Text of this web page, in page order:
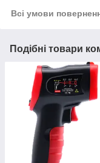
Всі умови
Подібні товари